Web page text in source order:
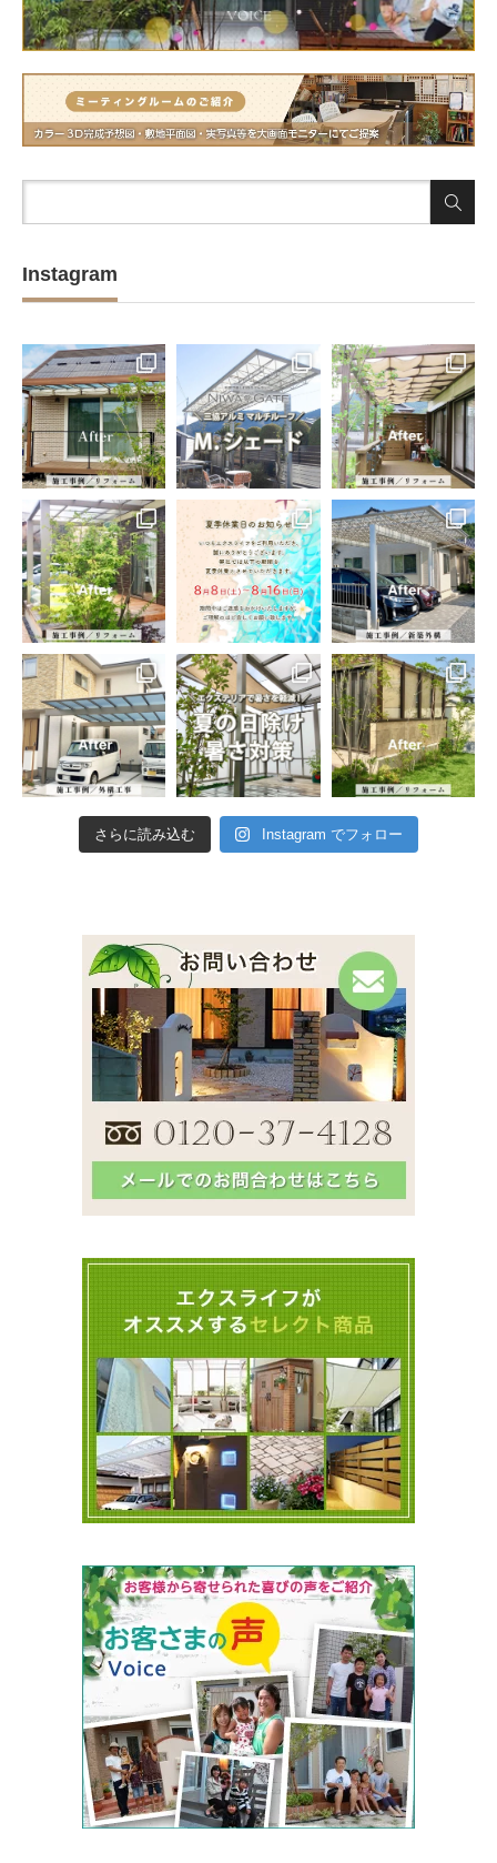
Instagram
さらに読み込む Instagram でフォロー